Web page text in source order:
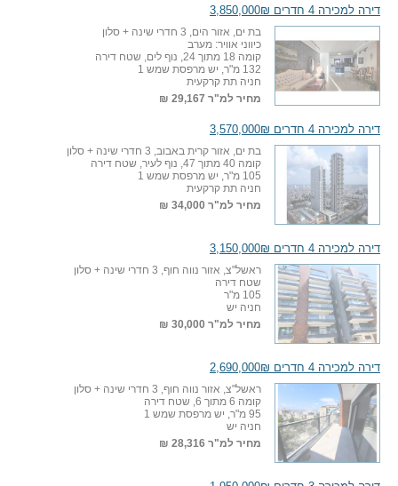
דירה למכירה 4 חדרים 3,850,000₪
בת ים, אזור הים, 3 חדרי שינה + סלון
כיווני אוויר: מערב
קומה 18 מתוך 24, נוף לים, שטח דירה
132 מ"ר, יש מרפסת שמש 1
חניה תת קרקעית
מחיר למ"ר 29,167 ₪
דירה למכירה 4 חדרים 3,570,000₪
בת ים, אזור קרית באבוב, 3 חדרי שינה + סלון
קומה 40 מתוך 47, נוף לעיר, שטח דירה
105 מ"ר, יש מרפסת שמש 1
חניה תת קרקעית
מחיר למ"ר 34,000 ₪
דירה למכירה 4 חדרים 3,150,000₪
ראשל"צ, אזור נווה חוף, 3 חדרי שינה + סלון
שטח דירה
105 מ"ר
חניה יש
מחיר למ"ר 30,000 ₪
דירה למכירה 4 חדרים 2,690,000₪
ראשל"צ, אזור נווה חוף, 3 חדרי שינה + סלון
קומה 6 מתוך 6, שטח דירה
95 מ"ר, יש מרפסת שמש 1
חניה יש
מחיר למ"ר 28,316 ₪